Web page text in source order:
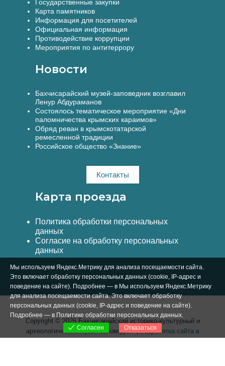
Государственные закупки
Карта памятников
Информация для посетителей
Официальная информация
Противодействие коррупции
Мероприятия по антитеррору
Новости
Бахчисарайский музей-заповедник возглавил
Ленур Абдураманов
Состоялось тематическое мероприятие «Дни
паломничества крымских караимов»
Обряд реван в крымскотатарской
ремесленной традиции
Российское общество «Знание»
Контакты
Карта проезда
Политика обработки персональных
данных
Согласие на обработку персональных
данных
Copyright © 2026 Бахчисарайский историко-культурный и
археологический музей-заповедник |Разработка сайта в
Мы используем Яндекс.Метрику для анализа посещаемости сайта.
Это включает обработку персональных данных (cookie, IP-адрес и
поведение на сайте). Подробнее — в Мы используем Яндекс.Метрику
для анализа посещаемости сайта. Это включает обработку
персональных данных (cookie, IP-адрес и поведение на сайте).
Подробнее — в Политике обработки персональных данных.
Согласен
Отказаться